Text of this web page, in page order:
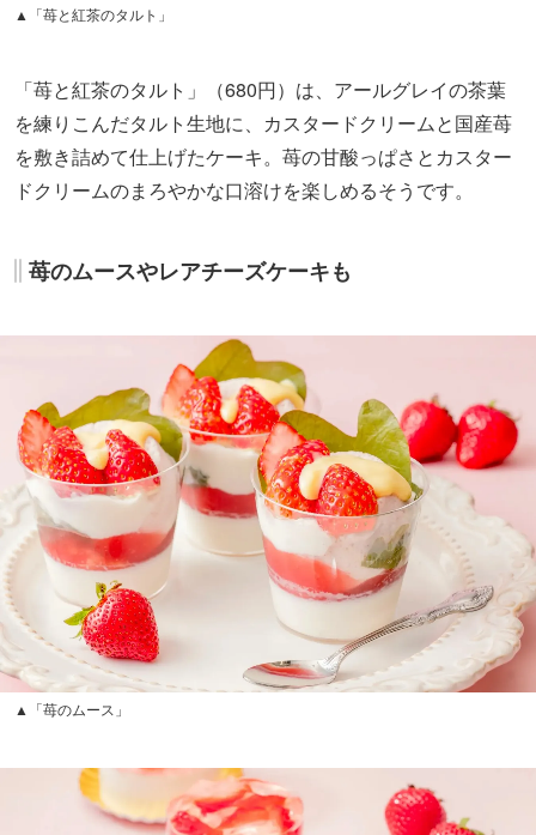
▲「苺と紅茶のタルト」
「苺と紅茶のタルト」（680円）は、アールグレイの茶葉
を練りこんだタルト生地に、カスタードクリームと国産苺
を敷き詰めて仕上げたケーキ。苺の甘酸っぱさとカスター
ドクリームのまろやかな口溶けを楽しめるそうです。
苺のムースやレアチーズケーキも
▲「苺のムース」